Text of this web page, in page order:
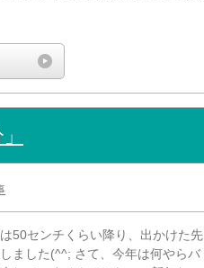
50センチくらい降り、出かけた先
ました(^^; さて、今年は何やらバ